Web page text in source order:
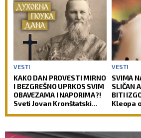
VESTI
KAKO DAN PROVESTI MIRNO
I BEZGREŠNO UPRKOS SVIM
OBAVEZAMA I NAPORIMA?!
Sveti Jovan Kronštatski
VESTI
SVIMA
SLIČAN
BITI
Kleopa